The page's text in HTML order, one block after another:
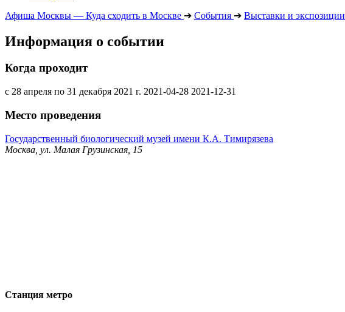
Афиша Москвы — Куда сходить в Москве ➔ События ➔ Выставки и экспозиции
Информация о событии
Когда проходит
с 28 апреля по 31 декабря 2021 г. 2021-04-28 2021-12-31
Место проведения
Государственный биологический музей имени К.А. Тимирязева
Москва, ул. Малая Грузинская, 15
Станция метро